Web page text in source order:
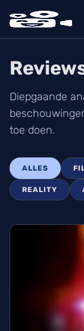
Diepgaande
toe doen.
ALLES
REALITY